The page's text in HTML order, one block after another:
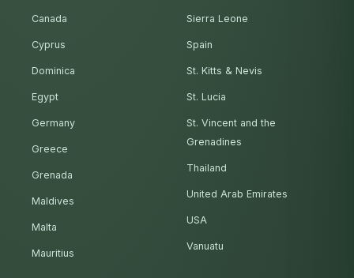
Canada
Cyprus
Dominica
Egypt
Germany
Greece
Grenada
Maldives
Malta
Mauritius
Sierra Leone
Spain
St. Kitts & Nevis
St. Lucia
St. Vincent and the
Grenadines
Thailand
United Arab Emirates
USA
Vanuatu